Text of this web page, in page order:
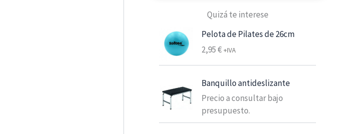
r
e
c
o
s
d
e
Quizá te interese
Pelota de Pilates de 26cm
2,95€+IVA
Banquillo antideslizante
Precio a consultar bajo
presupuesto.